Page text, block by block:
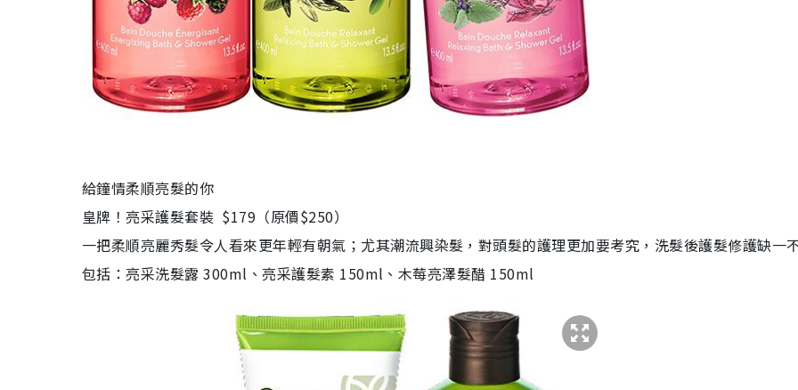
給鐘情柔順亮髮的你
皇牌！亮采護髮套裝 $179（原價$250）
一把柔順亮麗秀髮令人看來更年輕有朝氣；尤其潮流興染髮，對頭髮的護理更加要考究，洗髮後護髮修護缺一
包括：亮采洗髮露 300ml、亮采護髮素 150ml、木莓亮澤髮醋 150ml